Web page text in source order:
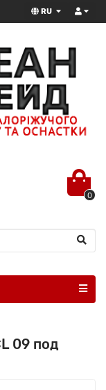
RU
0
09 под